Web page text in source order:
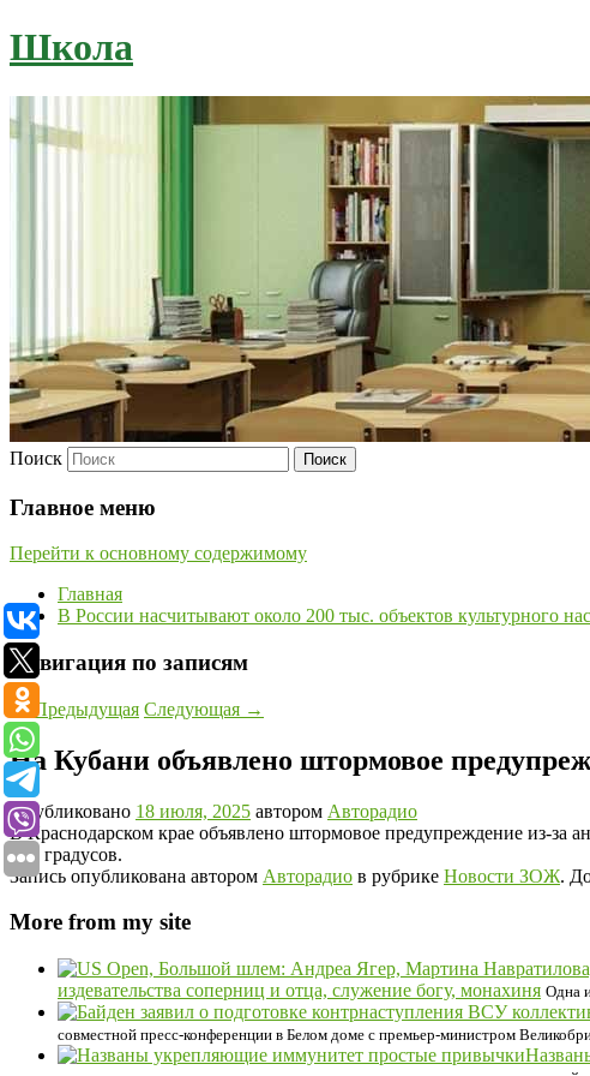
Школа
Поиск
Главное меню
Перейти к основному содержимому
Главная
В России насчитывают около 200 тыс. объектов культурного
Навигация по записям
←Предыдущая Следующая →
На Кубани объявлено штормовое
Опубликовано 18 июля, 2025 автором Авторадио
В Краснодарском крае объявлено штормовое предупреждение из-
+39 градусов.
Запись опубликована автором Авторадио в рубрике Новости ЗОЖ.
More from my site
издевательства соперниц и отца, служение богу, монахиня Одна
совместной пресс-конференции в Белом доме с премьер-министром